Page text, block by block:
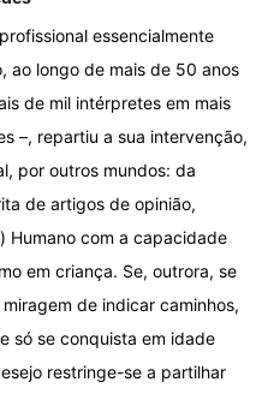
essencialmente
ao longo de mais de 50 anos
de mil intérpretes em mais
–, repartiu a sua intervenção,
por outros mundos: da
de artigos de opinião,
Humano com a capacidade
em criança. Se, outrora, se
de indicar caminhos,
só se conquista em idade
restringe-se a partilhar